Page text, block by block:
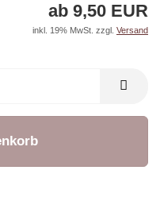
ab 9,50 EUR
inkl. 19% MwSt. zzgl. Versand